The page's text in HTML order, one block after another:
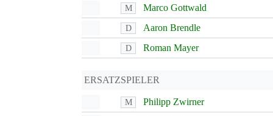
M Marco Gottwald
D Aaron Brendle
D Roman Mayer
ERSATZSPIELER
M Philipp Zwirner